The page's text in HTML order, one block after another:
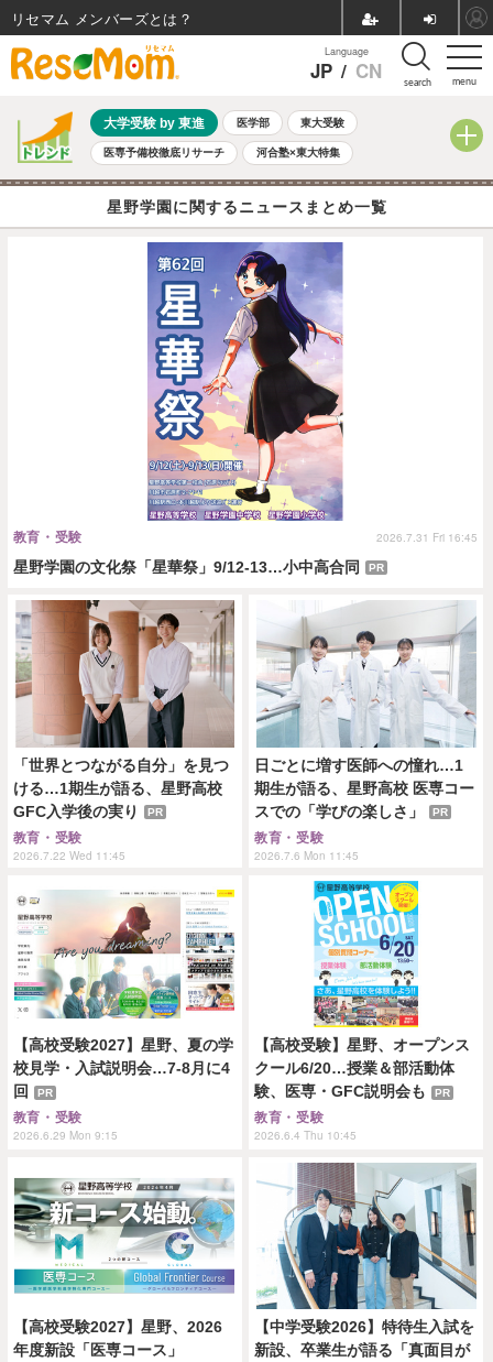
menu
Language
JP / CN search
大学受験 by 東進 医学部 東大受験
医専予備校徹底リサーチ 河合塾×東大特集
親子で考える大学選び 高校受験 中学受験 小学校受験
夏休み 8月開催学校説明会・相談会
自由研究教材（小学生向け） 自由研究教材（中学生向け）
星野学園に関するニュースまとめ一覧
星野学園の文化祭「星華祭」9/12-13…小中高合同 PR
教育・受験 2026.7.31 Fri 16:45
「世界とつながる自分」を見つ
ける…1期生が語る、星野高校
GFC入学後の実り
PR
教育・受験
2026.7.22 Wed 11:45
日ごとに増す医師への憧れ…1
期生が語る、星野高校 医専コー
スでの「学びの楽しさ」
PR
教育・受験
2026.7.6 Mon 11:45
【高校受験2027】星野、夏の学
校見学・入試説明会…7-8月に4
回
PR
教育・受験
2026.6.29 Mon 9:15
【高校受験】星野、オープンス
クール6/20…授業＆部活動体
験、医専・GFC説明会も
PR
教育・受験
2026.6.4 Thu 10:45
【高校受験2027】星野、2026
年度新設「医専コース」
【中学受験2026】特待生入試を
新設、卒業生が語る「真面目が
リセマム メンバーズ